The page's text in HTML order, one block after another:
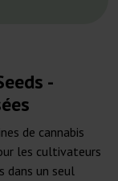
-
de cannabis
les cultivateurs
dans un seul